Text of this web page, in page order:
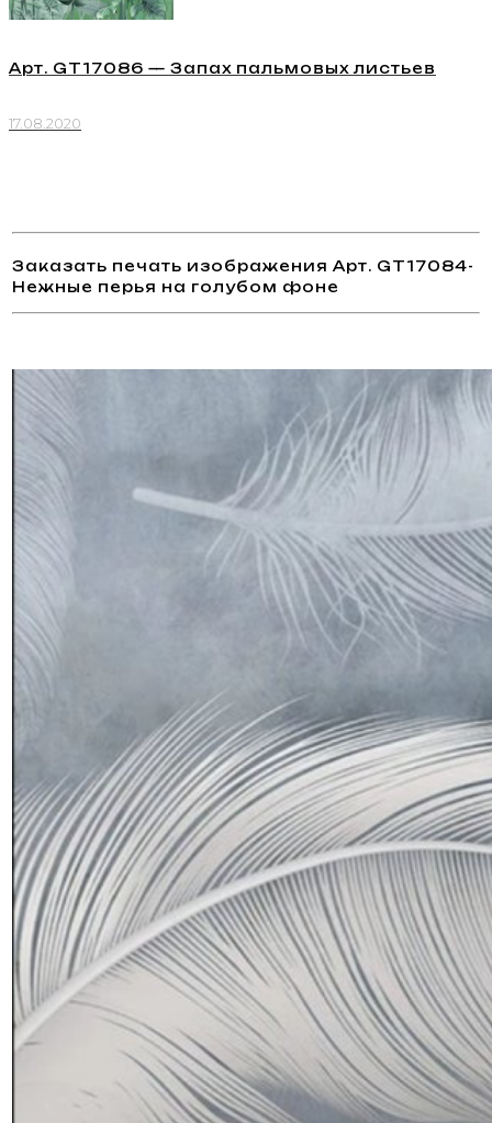
Арт. GT17086 — Запах пальмовых листьев
17.08.2020
Заказать печать изображения Арт. GT17084-
Нежные перья на голубом фоне